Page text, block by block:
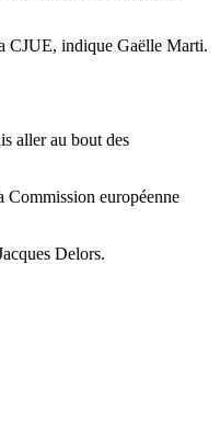
CJUE, indique Gaëlle Marti.
aller au bout des
Commission européenne
Delors.